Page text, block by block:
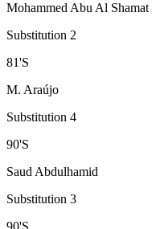
Mohammed Abu Al Shamat
Substitution 2
81'S
M. Araújo
Substitution 4
90'S
Saud Abdulhamid
Substitution 3